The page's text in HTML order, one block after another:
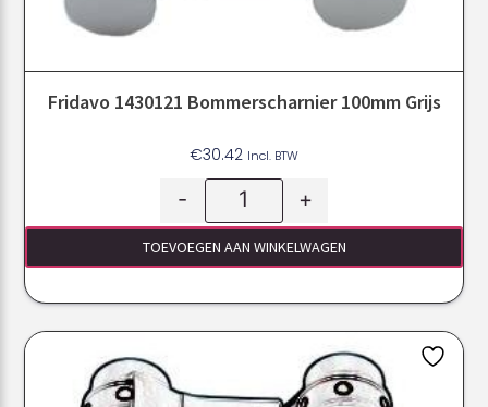
Fridavo 1430121 Bommerscharnier 100mm Grijs
€30.42 Incl. BTW
- +
TOEVOEGEN AAN WINKELWAGEN